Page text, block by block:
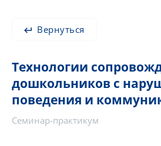
Вернуться
Технологии
дошкольников с
поведения и
Семинар-практикум